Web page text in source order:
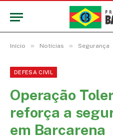
Início » Notícias » Segurança
DEFESA CIVIL
Operação
reforça a
em Barcarena